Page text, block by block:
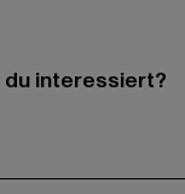
interessiert?